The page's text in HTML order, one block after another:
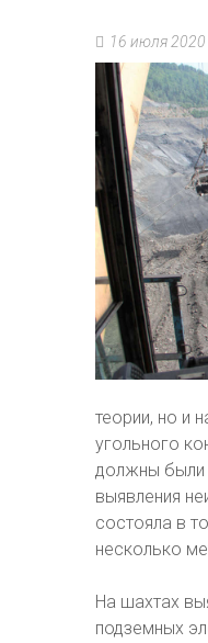
16 июля 2020
теории, но и
угольного
должны были
выявления
состояла в
несколько
На шахтах
подземных